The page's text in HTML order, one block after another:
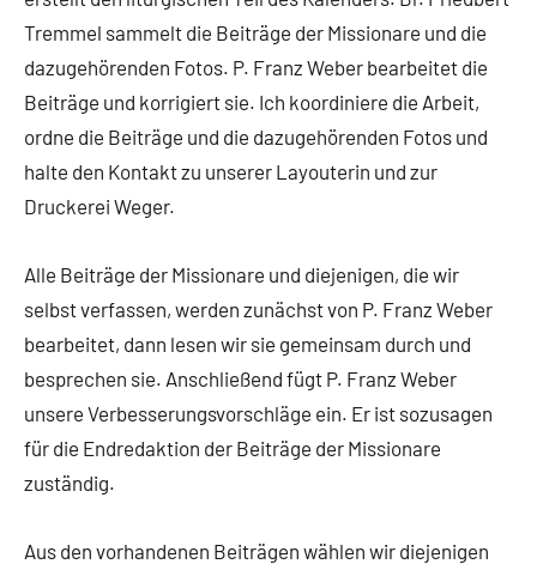
Tremmel sammelt die Beiträge der Missionare und die
dazugehörenden Fotos. P. Franz Weber bearbeitet die
Beiträge und korrigiert sie. Ich koordiniere die Arbeit,
ordne die Beiträge und die dazugehörenden Fotos und
halte den Kontakt zu unserer Layouterin und zur
Druckerei Weger.
Alle Beiträge der Missionare und diejenigen, die wir
selbst verfassen, werden zunächst von P. Franz Weber
bearbeitet, dann lesen wir sie gemeinsam durch und
besprechen sie. Anschließend fügt P. Franz Weber
unsere Verbesserungsvorschläge ein. Er ist sozusagen
für die Endredaktion der Beiträge der Missionare
zuständig.
Aus den vorhandenen Beiträgen wählen wir diejenigen